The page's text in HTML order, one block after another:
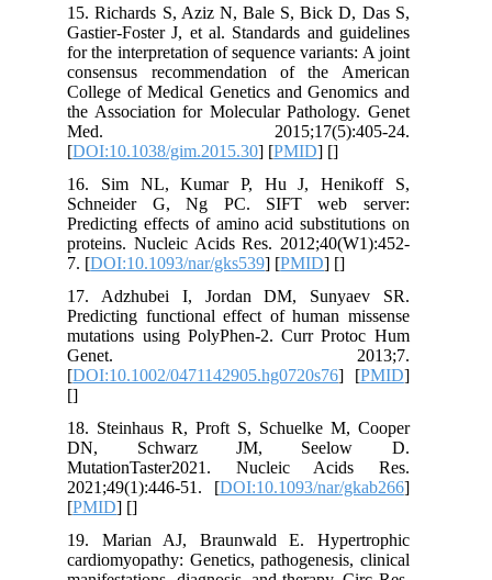
15. Richards S, Aziz N, Bale S, Bick
Gastier-Foster J, et al. Standards and
for the interpretation of sequence
consensus recommendation of the
College of Medical Genetics and
the Association for Molecular
Med.
[DOI:10.1038/gim.2015.30
16. Sim NL, Kumar P, Hu J,
Schneider G, Ng PC. SIFT web
Predicting effects of amino acid
proteins. Nucleic Acids Res.
7. [DOI:10.1093/nar/gks539
17. Adzhubei I, Jordan DM,
Predicting functional effect of human
mutations using PolyPhen-2. Curr
Genet.
[DOI:10.1002/0471142905.hg0720s76
18. Steinhaus R, Proft S, Schuelke
DN, Schwarz JM,
MutationTaster2021. Nucleic
2021;49(1):446-51. [DOI:10.1093/nar/
19. Marian AJ, Braunwald E.
cardiomyopathy: Genetics,